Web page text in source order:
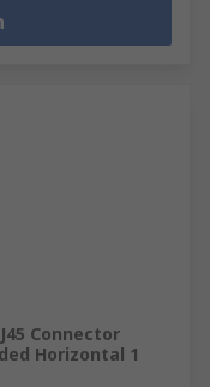
Connector
Horizontal 1